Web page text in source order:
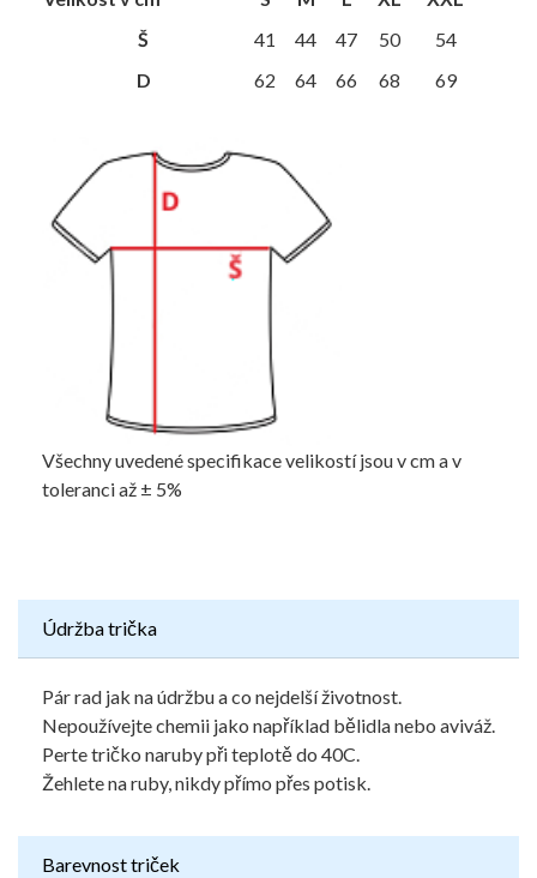
Š
41 44 47 50
54
D
62 64 66 68 69
Všechny uvedené specifikace velikostí jsou v cm a v
toleranci až ± 5%
Údržba trička
Pár rad jak na údržbu a co nejdelší životnost.
Nepoužívejte chemii jako například bělidla nebo aviváž.
Perte tričko naruby při teplotě do 40C.
Žehlete na ruby, nikdy přímo přes potisk.
Barevnost triček